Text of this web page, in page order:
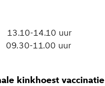
14.10 uur
11.00 uur
kinkhoest vaccinatie